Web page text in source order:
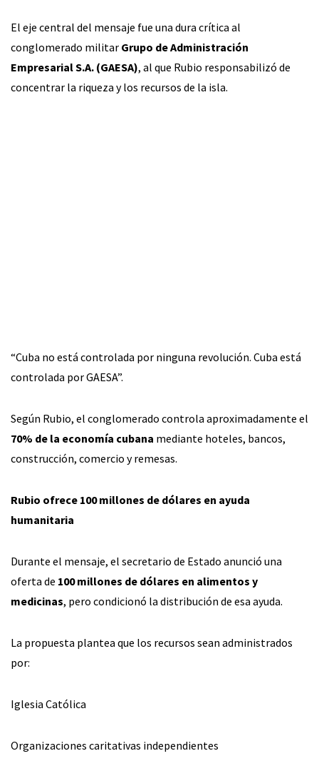
El eje central del mensaje fue una dura crítica al
conglomerado militar Grupo de Administración
Empresarial S.A. (GAESA), al que Rubio responsabilizó de
concentrar la riqueza y los recursos de la isla.
“Cuba no está controlada por ninguna revolución. Cuba está
controlada por GAESA”.
Según Rubio, el conglomerado controla aproximadamente el
70% de la economía cubana mediante hoteles, bancos,
construcción, comercio y remesas.
Rubio ofrece 100 millones de dólares en ayuda
humanitaria
Durante el mensaje, el secretario de Estado anunció una
oferta de 100 millones de dólares en alimentos y
medicinas, pero condicionó la distribución de esa ayuda.
La propuesta plantea que los recursos sean administrados
por:
Iglesia Católica
Organizaciones caritativas independientes